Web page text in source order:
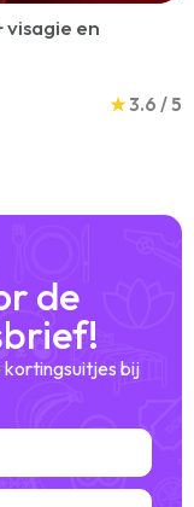
visagie en
★3.6 / 5
de
bij